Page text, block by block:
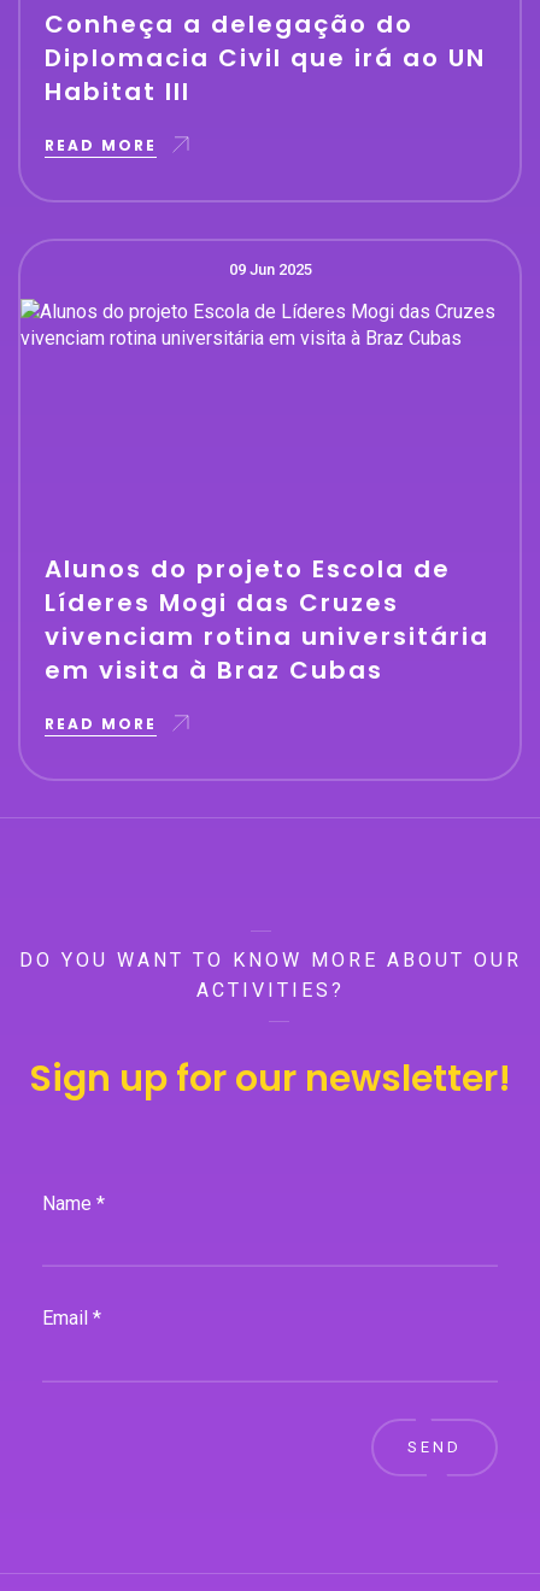
Conheça a delegação do
Diplomacia Civil que irá ao UN
Habitat III
READ MORE
09 Jun 2025
Alunos do projeto Escola de
Líderes Mogi das Cruzes
vivenciam rotina universitária
em visita à Braz Cubas
READ MORE
DO YOU WANT TO KNOW MORE ABOUT OUR
ACTIVITIES?
Sign up for our newsletter!
Name *
Email *
SEND